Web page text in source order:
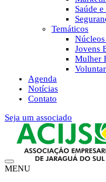
Saúde
Temáticos
Jovens
Mulher
Agenda
Notícias
Contato
Seja um associado
MENU